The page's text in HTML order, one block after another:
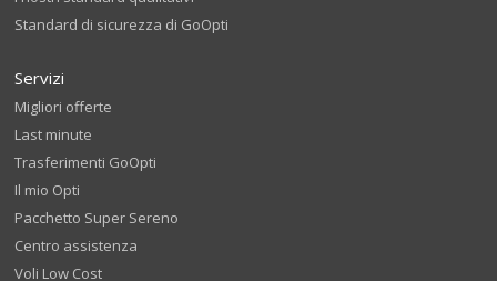
Standard di sicurezza di GoOpti
Servizi
Migliori offerte
Last minute
Trasferimenti GoOpti
Il mio Opti
Pacchetto Super Sereno
Centro assistenza
Voli Low Cost